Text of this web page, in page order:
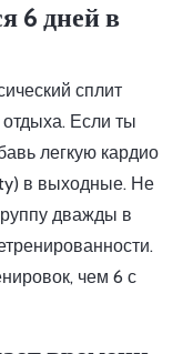
6 дней в
сплит
Если ты
легкую кардио
в выходные. Не
дважды в
чем 6 с